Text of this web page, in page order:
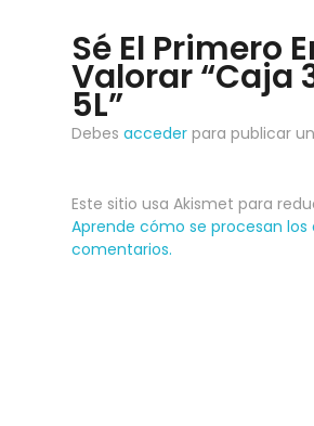
Sé El Primero
Valorar “Caja
5L”
Debesacceder para publicar
Este sitio usa Akismet para
Aprende cómo se procesan los
comentarios.